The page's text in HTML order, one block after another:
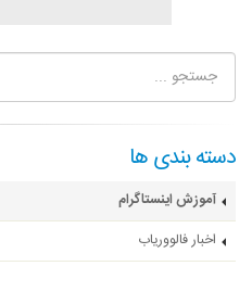
دسته بندی ها
آموزش اینستاگرام
اخبار فالووریاب